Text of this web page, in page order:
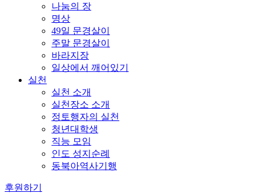
나눔의 장
명상
49일 문경살이
주말 문경살이
바라지장
일상에서 깨어있기
실천
실천 소개
실천장소 소개
정토행자의 실천
청년대학생
직능 모임
인도 성지순례
동북아역사기행
후원하기